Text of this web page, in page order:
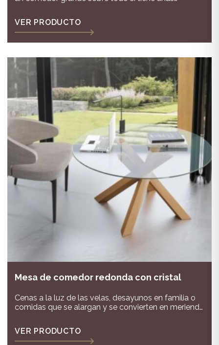
VER PRODUCTO
Mesa de comedor redonda con cristal
Cenas a la luz de las velas, desayunos en familia o
comidas que se alargan y se convierten en merienda
diseño de cristal transparente que nos ofrece
ligereza a la estancia
VER PRODUCTO